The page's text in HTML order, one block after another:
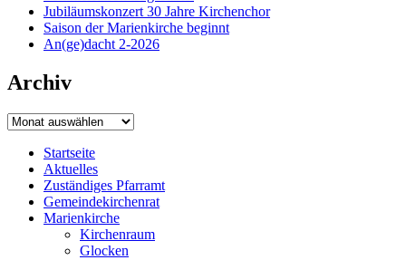
Jubiläumskonzert 30 Jahre Kirchenchor
Saison der Marienkirche beginnt
An(ge)dacht 2-2026
Archiv
Archiv
Startseite
Aktuelles
Zuständiges Pfarramt
Gemeindekirchenrat
Marienkirche
Kirchenraum
Glocken